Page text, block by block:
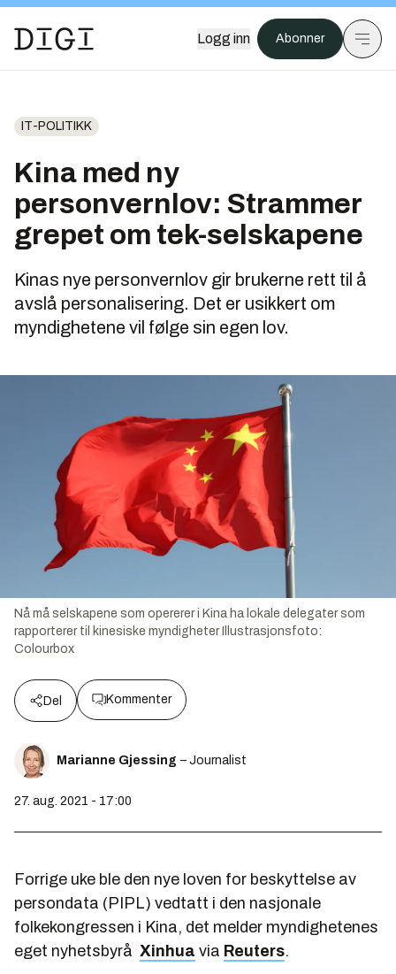
Logg inn Abonner
IT-POLITIKK
Kina med ny
personvernlov: Strammer
grepet om tek-selskapene
Kinas nye personvernlov gir brukerne rett til å
avslå personalisering. Det er usikkert om
myndighetene vil følge sin egen lov.
Nå må selskapene som opererer i Kina ha lokale delegater som
rapporterer til kinesiske myndigheter
Illustrasjonsfoto:
Colourbox
Del Kommenter
Marianne Gjessing – Journalist
27. aug. 2021 - 17:00
Forrige uke ble den nye loven for beskyttelse av
persondata (PIPL) vedtatt i den nasjonale
folkekongressen i Kina, det melder myndighetenes
eget nyhetsbyrå Xinhua via Reuters.